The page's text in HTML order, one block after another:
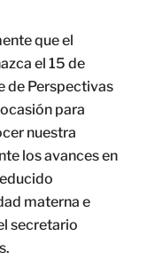
que el
el 15 de
de Perspectivas
para
nuestra
los avances en
materna e
secretario